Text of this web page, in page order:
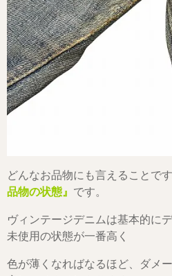
どんなお品物にも言えることで
品物の状態』 です。
ヴィンテージデニムは基本的に
未使用の状態が一番高く
色が薄くなればなるほど、ダメ